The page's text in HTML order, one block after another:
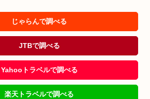
じゃらんで調べる
JTBで調べる
Yahooトラベルで調べる
楽天トラベルで調べる